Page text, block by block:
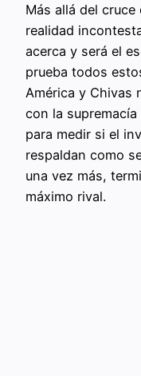
Más allá del
realidad
acerca y será el
prueba todos
América y Chivas
con la
para medir si el
respaldan como
una vez más,
máximo rival.